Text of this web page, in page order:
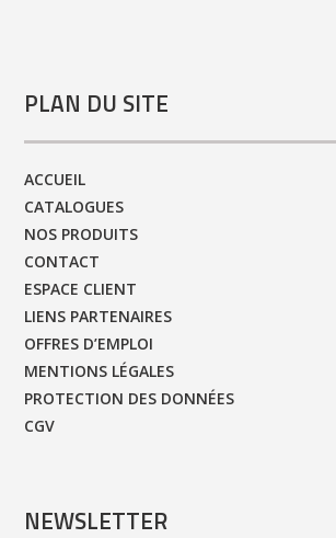
PLAN DU SITE
ACCUEIL
CATALOGUES
NOS PRODUITS
CONTACT
ESPACE CLIENT
LIENS PARTENAIRES
OFFRES D’EMPLOI
MENTIONS LÉGALES
PROTECTION DES DONNÉES
CGV
NEWSLETTER